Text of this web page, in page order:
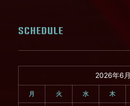
SCHEDULE
2026年6月
月 火 水 木